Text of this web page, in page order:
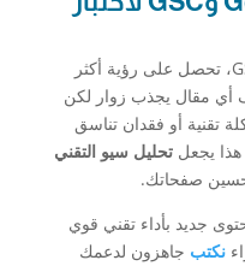
عند دمج Google Analytics مع GSC، تحصل على رؤية أكثر
أي مقال يجذب زوار لكن
تقنية أو فقدان تناسق
يجعل تحليل سيو التقني
صفحاتك.
جديد بأداء تقني قوي
نكتب جاهزون لدعمك